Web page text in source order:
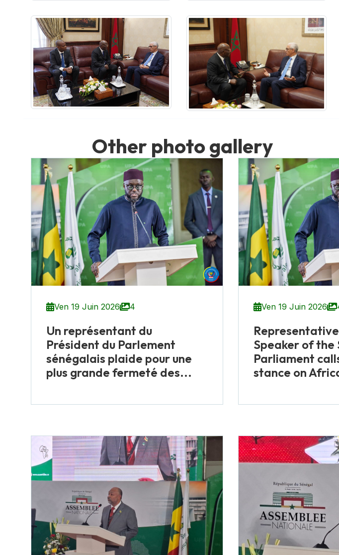
Other photogallery
Ven 19 Juin 2026 4
Un représentant du
Président du Parlement
sénégalais plaide pour une
plus grande fermeté des...
Ven 19 Juin 2026
Speaker of the
Parliament
stance on